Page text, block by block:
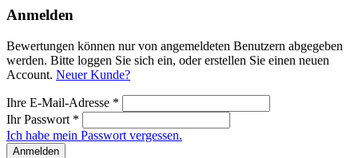
Anmelden
Bewertungen können nur von angemeldeten Benutzern abgegeben
werden. Bitte loggen Sie sich ein, oder erstellen Sie einen neuen
Account. Neuer Kunde?
Ihre E-Mail-Adresse *
Ihr Passwort *
Ich habe mein Passwort vergessen.
Anmelden